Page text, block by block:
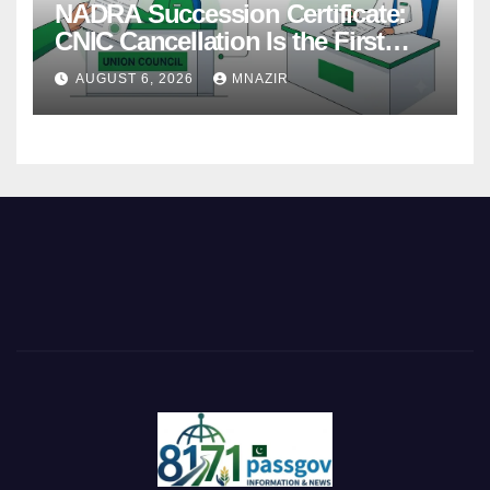
NADRA Succession Certificate:
CNIC Cancellation Is the First
Step
AUGUST 6, 2026 MNAZIR